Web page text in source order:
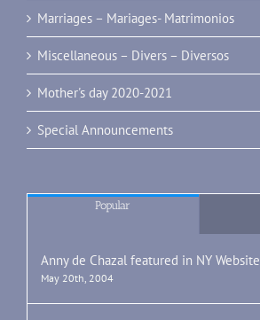
Marriages – Mariages- Matrimonios
Miscellaneous – Divers – Diversos
Mother's day 2020-2021
Special Announcements
Popular
Anny de Chazal featured in NY Website
May 20th, 2004